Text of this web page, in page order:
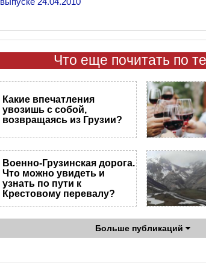
Что еще почитать по
Какие впечатления
увозишь с собой,
возвращаясь из Грузии?
Военно-Грузинская дорога.
Что можно увидеть и
узнать по пути к
Крестовому перевалу?
Больше публикаций